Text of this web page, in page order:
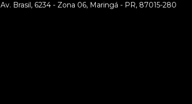
Av. Brasil, 6234 - Zona 06, Maringá - PR, 87015-280